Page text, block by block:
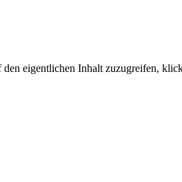
den eigentlichen Inhalt zuzugreifen,